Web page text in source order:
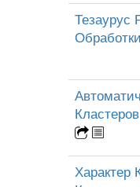
Тезаурус
Характер